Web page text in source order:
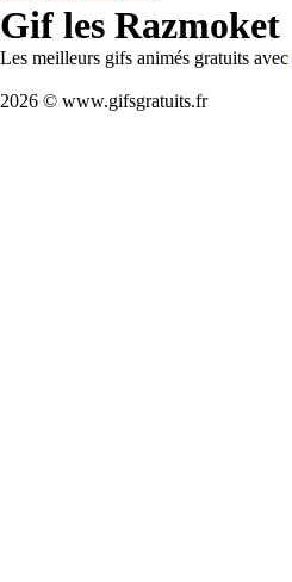
Gif les Razmoket
Les meilleurs gifs animés gratuits avec
2026 © www.gifsgratuits.fr